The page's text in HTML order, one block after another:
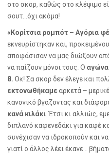
στο σκορ, καθώς στο κλέψιμο
σουτ...όχι ακόμα!
«Κορίτσια ρομπότ – Αγόρια
εκνευρίστηκαν και,
αποφάσισαν να μας διώξουν
να παίζουν μόνοι τους. Ο
8. Οκ! Σα σκορ δεν έλεγε και
εκτονωθήκαμεαρκετά –
κανονικό βγάζοντας και
κανά κιλάκι . Έτσι κι αλλιώς,
διπλανό καφενεδάκι για καφέ
συνέχισαν να ιδροκοπούν και
γιατί ο άλλος λέει έκανε…